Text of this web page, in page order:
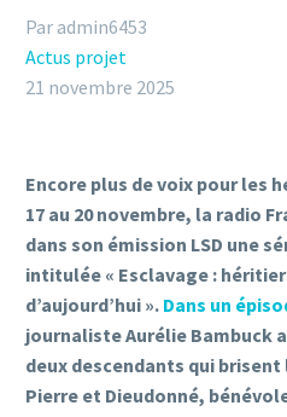
Par admin6453
Actus projet
21 novembre 2025
Encore plus de voix pour les
17 au 20 novembre, la radio
dans son émission LSD une
intitulée « Esclavage :
d’aujourd’hui ». Dans un
journaliste Aurélie Bambuck
deux descendants qui brisent
Pierre et Dieudonné,